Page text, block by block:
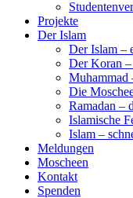
Projekte
Der Islam
Der Islam –
Der Koran
Muhammad
Die
Ramadan –
Islamische
Islam –
Meldungen
Moscheen
Kontakt
Spenden